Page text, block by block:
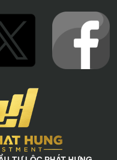
các thị trường trọng điểm
Âu và Mỹ.
CapitaLand đầu tư
tại Việt Nam, danh mục
15 dự án nhà ở, 2 khu bán
vụ thuộc
là TP.HCM, Hà Nội, Hải
Nẵng, Bình Dương, Cam
Tàu.